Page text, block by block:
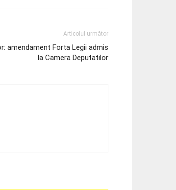
Articolul următor
amendament Forta Legii admis
la Camera Deputatilor